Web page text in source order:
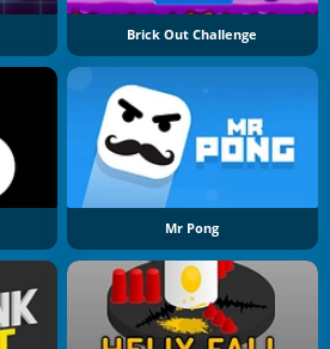
Brick Out Challenge
Mr Pong